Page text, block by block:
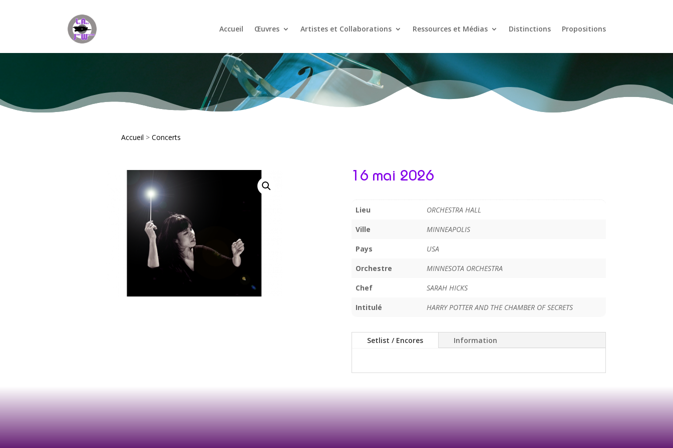
Accueil Œuvres Artistes et Collaborations Ressources et Médias Distinctions Propositions
Accueil > Concerts
16 mai 2026
Lieu ORCHESTRA HALL
Ville MINNEAPOLIS
Pays USA
Orchestre MINNESOTA ORCHESTRA
Chef SARAH HICKS
Intitulé HARRY POTTER AND THE CHAMBER OF SECRETS
Setlist / Encores Information